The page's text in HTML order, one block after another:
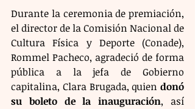
Durante la ceremonia de premiación,
el director de la Comisión Nacional de
Cultura Física y Deporte (Conade),
Rommel Pacheco, agradeció de forma
pública a la jefa de Gobierno
capitalina, Clara Brugada, quien donó
su boleto de la inauguración, así